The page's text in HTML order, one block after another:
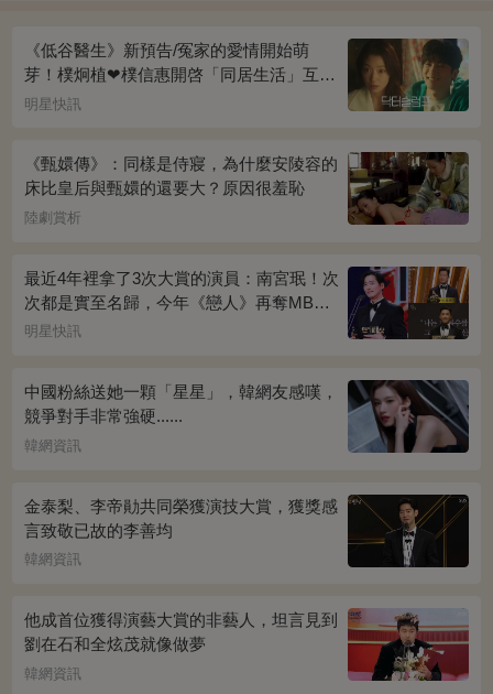
《低谷醫生》新預告/冤家的愛情開始萌
芽！樸炯植❤樸信惠開啓「同居生活」互相
共鳴、安慰~
明星快訊
《甄嬛傳》：同樣是侍寢，為什麼安陵容的
床比皇后與甄嬛的還要大？原因很羞恥
陸劇賞析
最近4年裡拿了3次大賞的演員：南宮珉！次
次都是實至名歸，今年《戀人》再奪MBC
演技大賞
明星快訊
中國粉絲送她一顆「星星」，韓網友感嘆，
競爭對手非常強硬......
韓網資訊
金泰梨、李帝勛共同榮獲演技大賞，獲獎感
言致敬已故的李善均
韓網資訊
他成首位獲得演藝大賞的非藝人，坦言見到
劉在石和全炫茂就像做夢
韓網資訊